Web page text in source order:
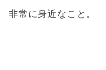
非常に身近なこと。